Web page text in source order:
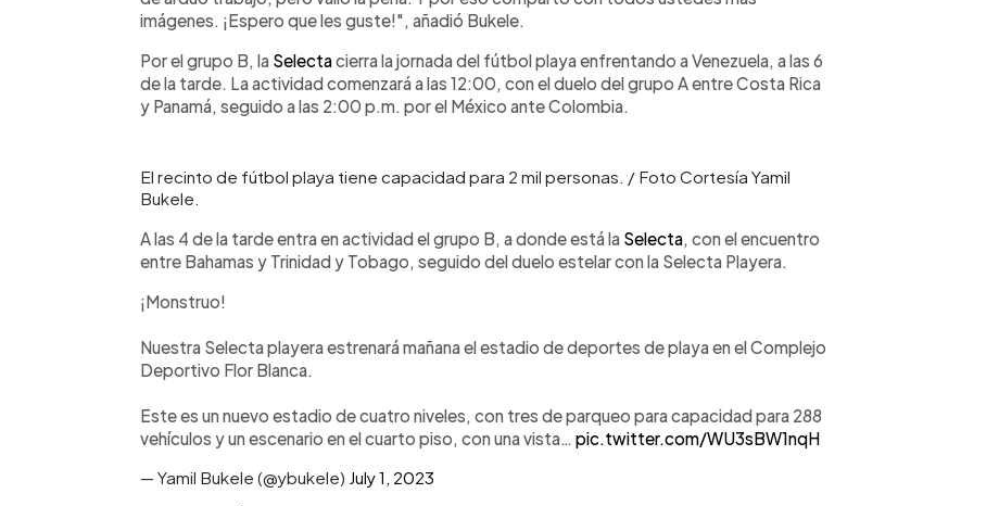
imágenes. ¡Espero que les guste!", añadió Bukele.
Por el grupo B, la Selectacierra la jornada del fútbol playa enfrentando a Venezuela, a las 6
de la tarde. La actividad comenzará a las 12:00, con el duelo del grupo A entre Costa Rica
y Panamá, seguido a las 2:00 p.m. por el México ante Colombia.
El recinto de fútbol playa tiene capacidad para 2 mil personas. / Foto Cortesía Yamil
Bukele.
A las 4 de la tarde entra en actividad el grupo B, a donde está la Selecta, con el encuentro
entre Bahamas y Trinidad y Tobago, seguido del duelo estelar con la Selecta Playera.
¡Monstruo!
Nuestra Selecta playera estrenará mañana el estadio de deportes de playa en el Complejo
Deportivo Flor Blanca.
Este es un nuevo estadio de cuatro niveles, con tres de parqueo para capacidad para 288
vehículos y un escenario en el cuarto piso, con una vista… pic.twitter.com/WU3sBW1nqH
— Yamil Bukele (@ybukele) July 1, 2023